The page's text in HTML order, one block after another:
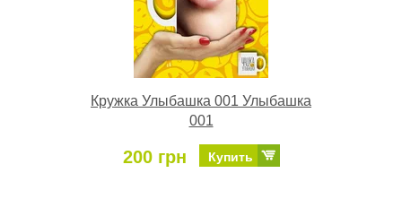
Кружка Улыбашка 001 Улыбашка
001
200 грн Купить